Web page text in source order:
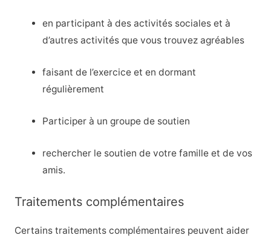
en participant à des activités sociales et à
d’autres activités que vous trouvez agréables
faisant de l’exercice et en dormant
régulièrement
Participer à un groupe de soutien
rechercher le soutien de votre famille et de vos
amis.
Traitements complémentaires
Certains traitements complémentaires peuvent aider